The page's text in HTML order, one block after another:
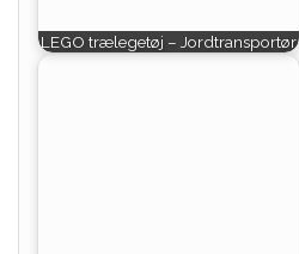
LEGO trælegetøj – Jordtransportør